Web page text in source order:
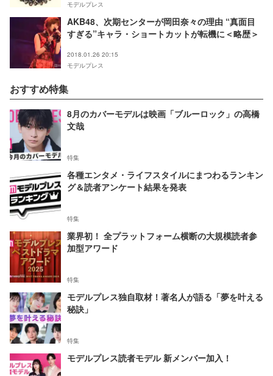
モデルプレス
AKB48、次期センターが岡田奈々の理由 “真面目
すぎる”キャラ・ショートカットが転機に＜略歴＞
2018.01.26 20:15
モデルプレス
おすすめ特集
8月のカバーモデルは映画「ブルーロック」の高橋
文哉
特集
各種エンタメ・ライフスタイルにまつわるランキン
グ＆読者アンケート結果を発表
特集
業界初！ 全プラットフォーム横断の大規模読者参
加型アワード
特集
モデルプレス独自取材！著名人が語る「夢を叶える
秘訣」
特集
モデルプレス読者モデル 新メンバー加入！